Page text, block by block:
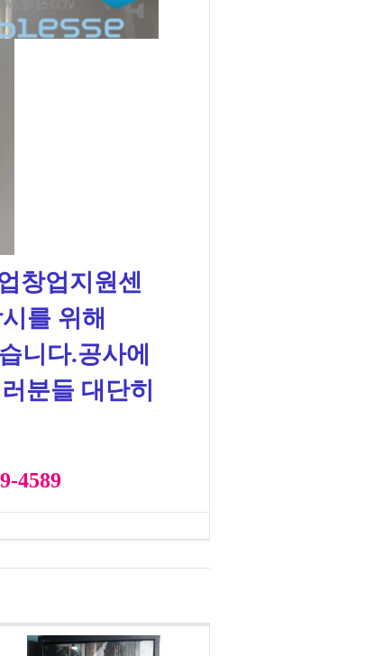
창업지원센
를 위해
니다.공사에
분들 대단히
4589